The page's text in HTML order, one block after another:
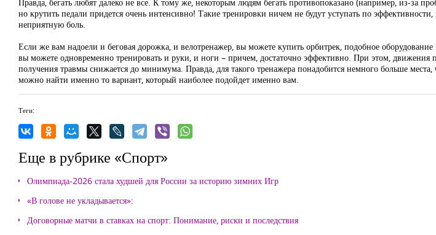
но крутить педали придется очень интенсивно! Такие тренировки ничем не будут уступать по
неприятную боль.
Если же вам надоели и беговая дорожка, и велотренажер, вы можете купить орбитрек, подобное
вы можете одновременно тренировать и руки, и ноги – причем, достаточно эффективно. При этом, движения
получения травмы снижается до минимума. Правда, для такого тренажера понадобится немного больше
можно найти именно то вариант, который наиболее подойдет именно вам.
Теги:
Еще в рубрике «Спорт»
Олимпиада-2026 стала худшей для России за историю зимних Игр
«В голове не укладывается»:
Договорные матчи в ставках на спорт: Понимание, риски и последствия